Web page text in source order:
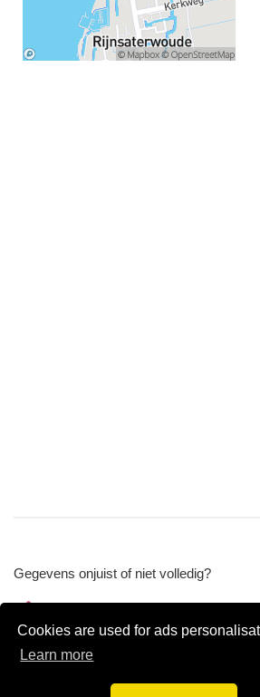
Cookies are used for ads
Learn more
Gegevens onjuist of niet volledig?